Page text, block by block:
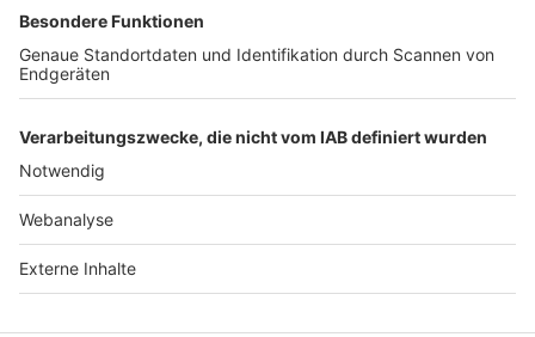
Nutzungsbedingungen Datenschutz Impressum